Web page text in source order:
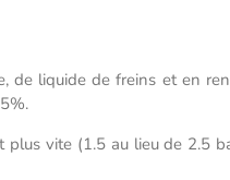
de liquide de freins et en
plus vite (1.5 au lieu de 2.5